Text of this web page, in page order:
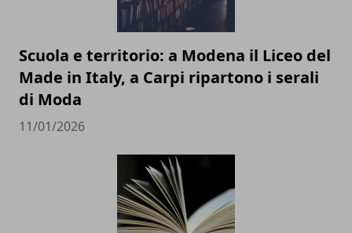
Scuola e territorio: a Modena il Liceo del
Made in Italy, a Carpi ripartono i serali
di Moda
11/01/2026